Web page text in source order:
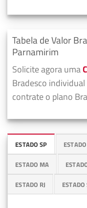
Tabela de Valor
Parnamirim
Solicite agora uma
Bradesco
contrate o plano
ESTADO SP
ESTADO MA
ESTADO RJ ESTADO